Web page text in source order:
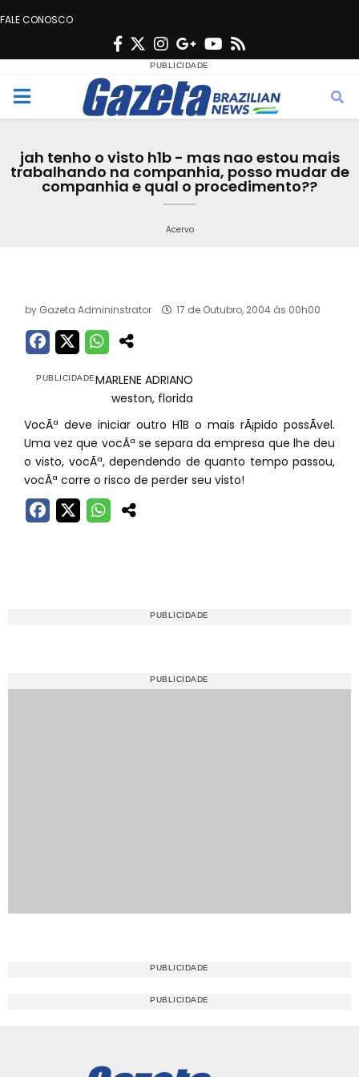
FALE CONOSCO
F
c
e
o
o
T
w
i
t
e
r
n
s
t
g
r
a
m
G
o
o
g
e
Y
u
t
b
e
s
M
n
jah tenho o visto h1b - mas nao estou mais
trabalhando na companhia, posso mudar de
companhia e qual o procedimento??
Acervo
by Gazeta Admininstrator 17 de Outubro, 2004 às 00h00
MARLENE ADRIANO
weston, florida
VocÃª deve iniciar outro H1B o mais rÃ¡pido possÃ­vel.
Uma vez que vocÃª se separa da empresa que lhe deu
o visto, vocÃª, dependendo de quanto tempo passou,
vocÃª corre o risco de perder seu visto!